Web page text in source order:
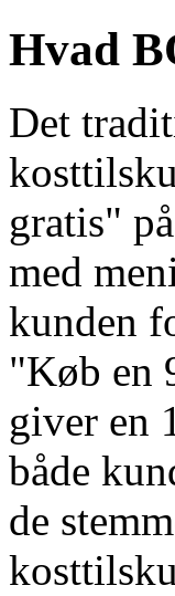
Hvad
Det
gratis"
med
kunden
"Køb en
giver en
både
de